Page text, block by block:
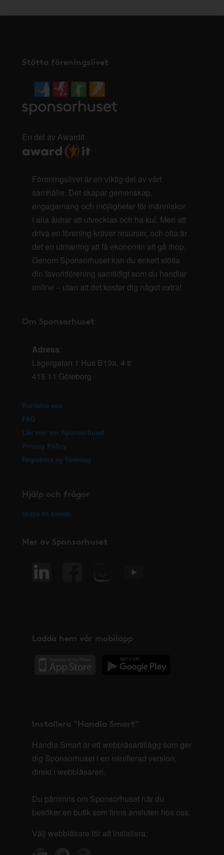
Stötta föreningslivet
En del av AwardIt
Föreningslivet är en viktig del av vårt
samhälle. Det skapar gemenskap,
engagemang och möjligheter för människor
i alla åldrar att utvecklas och ha kul. Men att
driva en förening kräver resurser, och ofta är
det en utmaning att få ekonomin att gå ihop.
Genom Sponsorhuset kan du enkelt stötta
din favoritförening samtidigt som du handlar
online – utan att det kostar dig något extra!
Om Sponsorhuset
Adress:
Lagergatan 1 Hus B19a, 4 tr
415 11 Göteborg
Kontakta oss
FAQ
Läs mer om Sponsorhuset
Privacy Policy
Registrera ny förening
Hjälp och frågor
Skapa ett ärende
Mer av Sponsorhuset
Ladda hem vår mobilapp
Installera "Handla Smart"
Handla Smart är ett webbläsartillägg som ger
dig Sponsorhuset i en minifierad version,
direkt i webbläsaren.
Du påminns om Sponsorhuset när du
besöker en butik som finns ansluten hos oss.
Välj webbläsare för att installera: